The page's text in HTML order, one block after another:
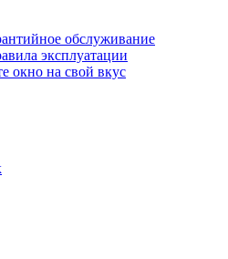
обслуживание
эксплуатации
окно на свой вкус